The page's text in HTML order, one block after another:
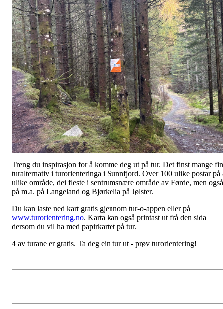
Treng du inspirasjon for å komme deg ut på tur. Det finst mange
turalternativ i turorienteringa i Sunnfjord. Over 100 ulike postar på
ulike område, dei fleste i sentrumsnære område av Førde, men også
på m.a. på Langeland og Bjørkelia på Jølster.
Du kan laste ned kart gratis gjennom tur-o-appen eller på
www.turorientering.no. Karta kan også printast ut frå den sida
dersom du vil ha med papirkartet på tur.
4 av turane er gratis. Ta deg ein tur ut - prøv turorientering!